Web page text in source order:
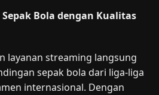
Sepak Bola dengan Kualitas
layanan streaming langsung
sepak bola dari liga-liga
internasional. Dengan